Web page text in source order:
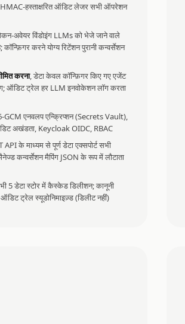
HMAC-हस्ताक्षरित ऑडिट लेजर सभी ऑपरेशन
अवेयर विंडोइंग LLMs को भेजे जाने वाले
कॉन्फ़िगर करने योग्य रिटेंशन पुरानी कन्वर्सेशन
करना, डेटा केवल कॉन्फ़िगर किए गए एजेंट
ऑडिट ट्रेल हर LLM इनवोकेशन लॉग करता
GCM एनवलप एन्क्रिप्शन (Secrets Vault),
अखंडता, Keycloak OIDC, RBAC
API के माध्यम से पूर्ण डेटा एक्सपोर्ट सभी
कन्वर्सेशन मैपिंग JSON के रूप में लौटाता
5 डेटा स्टोर में कैस्केड डिलीशन; कानूनी
ऑडिट ट्रेल स्यूडोनिमाइज़्ड (डिलीट नहीं)